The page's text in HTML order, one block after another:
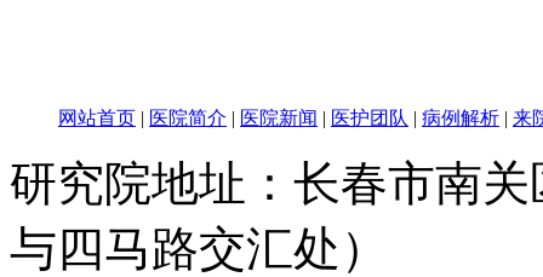
网站首页 | 医院简介 | 医院新闻 | 医护团队 | 病例解析 | 来
研究院地址：长春市南
与四马路交汇处）